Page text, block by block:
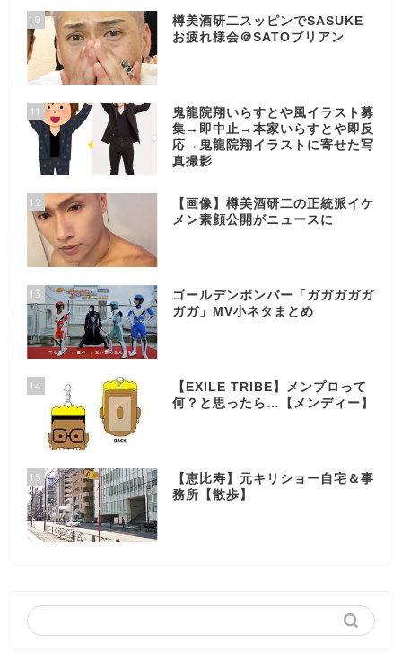
10
樽美酒研二スッピンでSASUKE
お疲れ様会＠SATOブリアン
11
鬼龍院翔いらすとや風イラスト募
集→即中止→本家いらすとや即反
応→鬼龍院翔イラストに寄せた写
真撮影
12
【画像】樽美酒研二の正統派イケ
メン素顔公開がニュースに
13
ゴールデンボンバー「ガガガガガ
ガガ」MV小ネタまとめ
14
【EXILE TRIBE】メンプロって
何？と思ったら…【メンディー】
15
【恵比寿】元キリショー自宅＆事
務所【散歩】